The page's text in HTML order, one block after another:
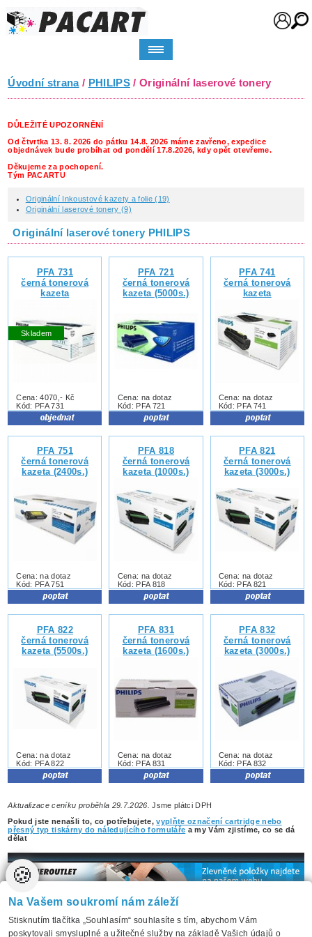
Úvodní strana/ PHILIPS/ Originální laserové tonery
DŮLEŽITÉ UPOZORNĚNÍ
Od čtvrtka 13. 8. 2026 do pátku 14.8. 2026 máme zavřeno, expedice
objednávek bude probíhat od pondělí 17.8.2026, kdy opět otevřeme.
Děkujeme za pochopení.
Tým PACARTU
Originální Inkoustové kazety a folie (19)
Originální laserové tonery (9)
Originální laserové tonery PHILIPS
PFA 731
černá tonerová
kazeta
Skladem
Cena: 4070,- Kč
Kód: PFA 731
PFA 721
černá tonerová
kazeta (5000s.)
Cena: na dotaz
Kód: PFA 721
PFA 741
černá tonerová
kazeta
Cena: na dotaz
Kód: PFA 741
PFA 751
černá tonerová
kazeta (2400s.)
Cena: na dotaz
Kód: PFA 751
PFA 818
černá tonerová
kazeta (1000s.)
Cena: na dotaz
Kód: PFA 818
PFA 821
černá tonerová
kazeta (3000s.)
Cena: na dotaz
Kód: PFA 821
PFA 822
černá tonerová
kazeta (5500s.)
Cena: na dotaz
Kód: PFA 822
PFA 831
černá tonerová
kazeta (1600s.)
Cena: na dotaz
Kód: PFA 831
PFA 832
černá tonerová
kazeta (3000s.)
Cena: na dotaz
Kód: PFA 832
Aktualizace ceníku proběhla 29.7.2026. Jsme plátci DPH
Pokud jste nenašli to, co potřebujete,vyplňte označení cartridge nebo
přesný typ tiskárny do náledujícího formuláře a my Vám zjistíme, co se dá
dělat
🍪
Na Vašem soukromí nám záleží
Stisknutím tlačítka „Souhlasím“ souhlasíte s tím, abychom Vám
poskytovali smysluplné a užitečné služby na základě Vašich údajů o